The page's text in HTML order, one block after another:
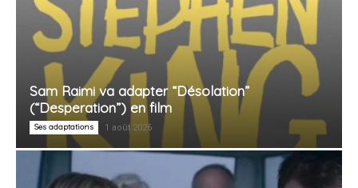
Sam Raimi va adapter “Désolation”
(“Desperation”) en film
Ses adaptations 1 août 2026